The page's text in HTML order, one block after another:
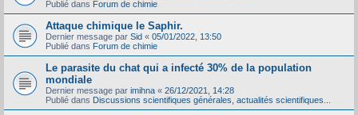
Publié dans Forum de chimie
Attaque chimique le Saphir.
Dernier message par Sid « 05/01/2022, 13:50
Publié dans Forum de chimie
Le parasite du chat qui a infecté 30% de la population
mondiale
Dernier message par imihna « 26/12/2021, 14:28
Publié dans Discussions scientifiques générales, actualités scientifiques...